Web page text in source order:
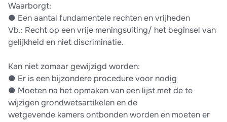
Waarborgt:
●​ Een aantal fundamentele rechten en vrijheden
Vb.: Recht op een vrije meningsuiting/ het beginsel van
gelijkheid en niet discriminatie.
Kan niet zomaar gewijzigd worden:
●​ Er is een bijzondere procedure voor nodig
●​ Moeten na het opmaken van een lijst met de te
wijzigen grondwetsartikelen en de
wetgevende kamers ontbonden worden en moeten er